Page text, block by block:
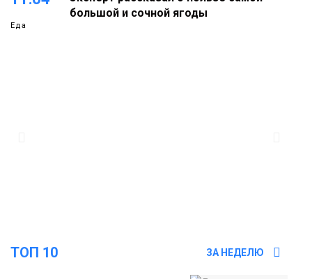
Еда
большой и сочной ягоды
ТОП 10 ЗА НЕДЕЛЮ